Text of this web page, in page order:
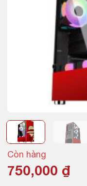
Còn hàng
750,000 ₫